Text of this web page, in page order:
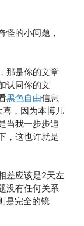
怪的小问题，
那是你的文章
认同你的文
黑色自由信息
，因为本博几
当我一步步追
，这也许就是
差应该是2天左
没有任何关系
是完全的镜